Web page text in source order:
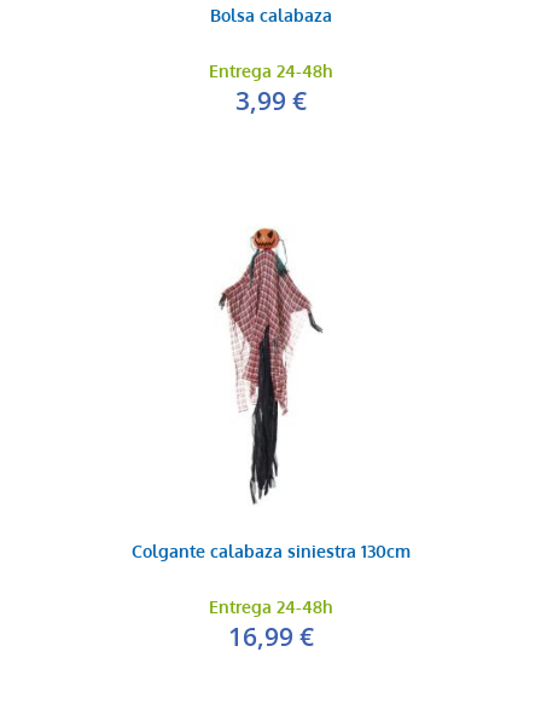
Bolsa calabaza
Entrega 24-48h
3,99 €
Colgante calabaza siniestra 130cm
Entrega 24-48h
16,99 €